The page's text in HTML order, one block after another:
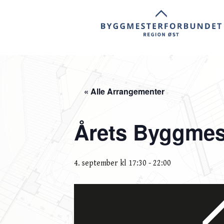
« Alle Arrangementer
Årets
4. september kl 17:30 - 22:00